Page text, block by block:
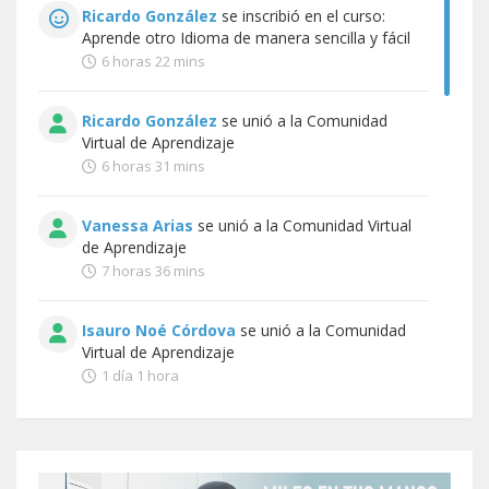
Ricardo González se inscribió en el curso:
Aprende otro Idioma de manera sencilla y fácil
6 horas 22 mins
Ricardo González se unió a la Comunidad
Virtual de Aprendizaje
6 horas 31 mins
Vanessa Arias se unió a la Comunidad Virtual
de Aprendizaje
7 horas 36 mins
Isauro Noé Córdova se unió a la Comunidad
Virtual de Aprendizaje
1 día 1 hora